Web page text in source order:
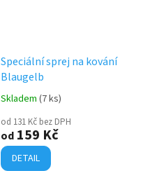
Speciální sprej na kování
Blaugelb
Skladem (7 ks)
od 131 Kč bez DPH
od 159 Kč
DETAIL